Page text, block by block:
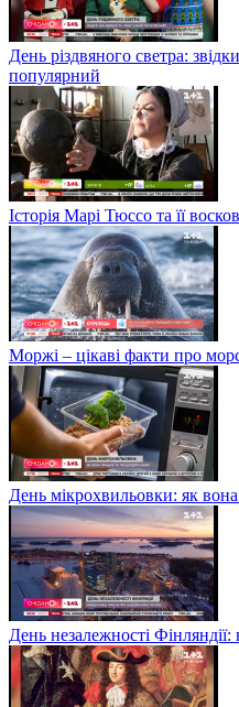
День різдвяного светра:
популярний
Історія Марі Тюссо та її
Моржі – цікаві факти про
День мікрохвильовки: як
День незалежності